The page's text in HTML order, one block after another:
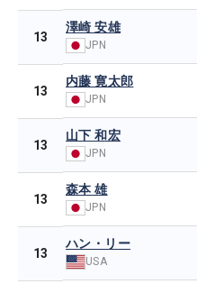
13
澤崎 安雄
JPN
13
内藤 寛太郎
JPN
13
山下 和宏
JPN
13
森本 雄
JPN
13
ハン・リー
USA